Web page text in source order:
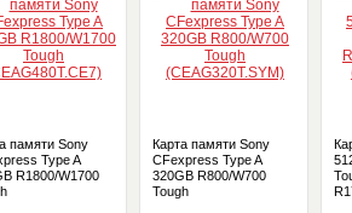
памяти Sony
Type A
R1800/W1700
Карта памяти Sony
CFexpress Type A
320GB R800/W700
Tough